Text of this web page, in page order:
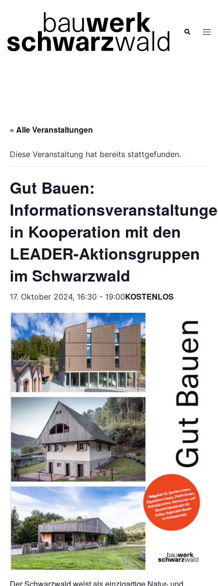
Suche
« Alle Veranstaltungen
Diese Veranstaltung hat bereits stattgefunden.
Gut Bauen:
in Kooperation mit den
LEADER-Aktionsgruppen
im Schwarzwald
17. Oktober 2024, 16:30 - 19:00KOSTENLOS